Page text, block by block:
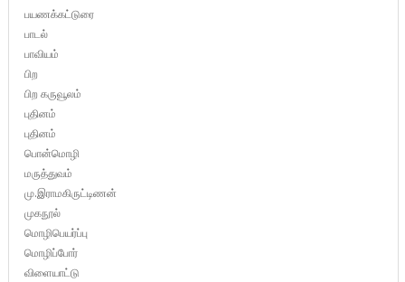
பயணக்கட்டுரை
பாடல்
பாவியம்
பிற
பிற கருவூலம்
புதினம்
புதினம்
பொன்மொழி
மருத்துவம்
மு.இராமகிருட்டிணன்
முகநூல்
மொழிபெயர்ப்பு
மொழிப்போர்
விளையாட்டு